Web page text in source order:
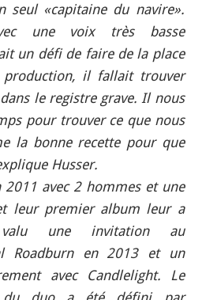
seul «capitaine du navire».
une voix très basse
un défi de faire de la place
il fallait trouver
le registre grave. Il nous
pour trouver ce que nous
la bonne recette pour que
Husser.
2011 avec 2 hommes et une
leur premier album leur a
valu une invitation au
Roadburn en 2013 et un
avec Candlelight. Le